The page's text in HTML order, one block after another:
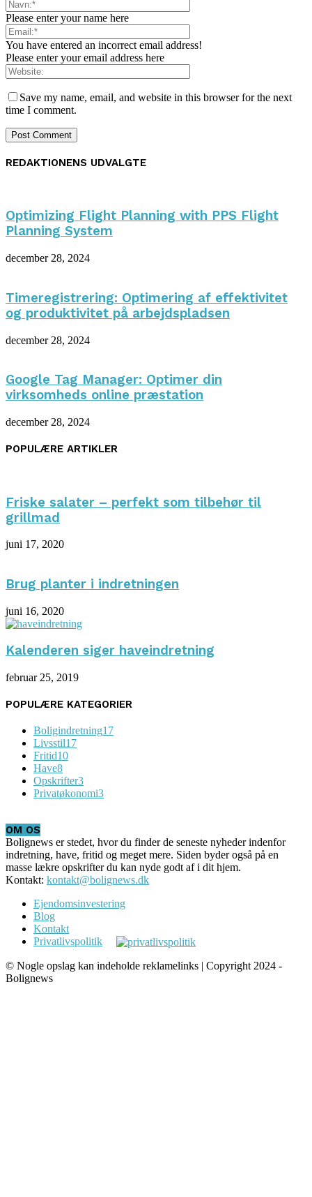
Please enter your name here
You have entered an incorrect email address!
Please enter your email address here
Save my name, email, and website in this browser for the next
time I comment.
REDAKTIONENS UDVALGTE
Optimizing Flight Planning with PPS Flight
Planning System
december 28, 2024
Timeregistrering: Optimering af effektivitet
og produktivitet på arbejdspladsen
december 28, 2024
Google Tag Manager: Optimer din
virksomheds online præstation
december 28, 2024
POPULÆRE ARTIKLER
Friske salater – perfekt som tilbehør til
grillmad
juni 17, 2020
Brug planter i indretningen
juni 16, 2020
Kalenderen siger haveindretning
februar 25, 2019
POPULÆRE KATEGORIER
Boligindretning17
Livsstil17
Fritid10
Have8
Opskrifter3
Privatøkonomi3
OM OS
Bolignews er stedet, hvor du finder de seneste nyheder indenfor
indretning, have, fritid og meget mere. Siden byder også på en
masse lækre opskrifter du kan nyde godt af i dit hjem.
Kontakt: kontakt@bolignews.dk
Ejendomsinvestering
Blog
Kontakt
Privatlivspolitik
© Nogle opslag kan indeholde reklamelinks | Copyright 2024 -
Bolignews